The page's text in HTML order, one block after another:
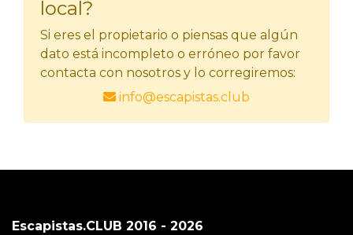
local?
Si eres el propietario o piensas que algún
dato está incompleto o erróneo por favor
contacta con nosotros y lo corregiremos:
info@escapistas.club
Escapistas.CLUB 2016 - 2026